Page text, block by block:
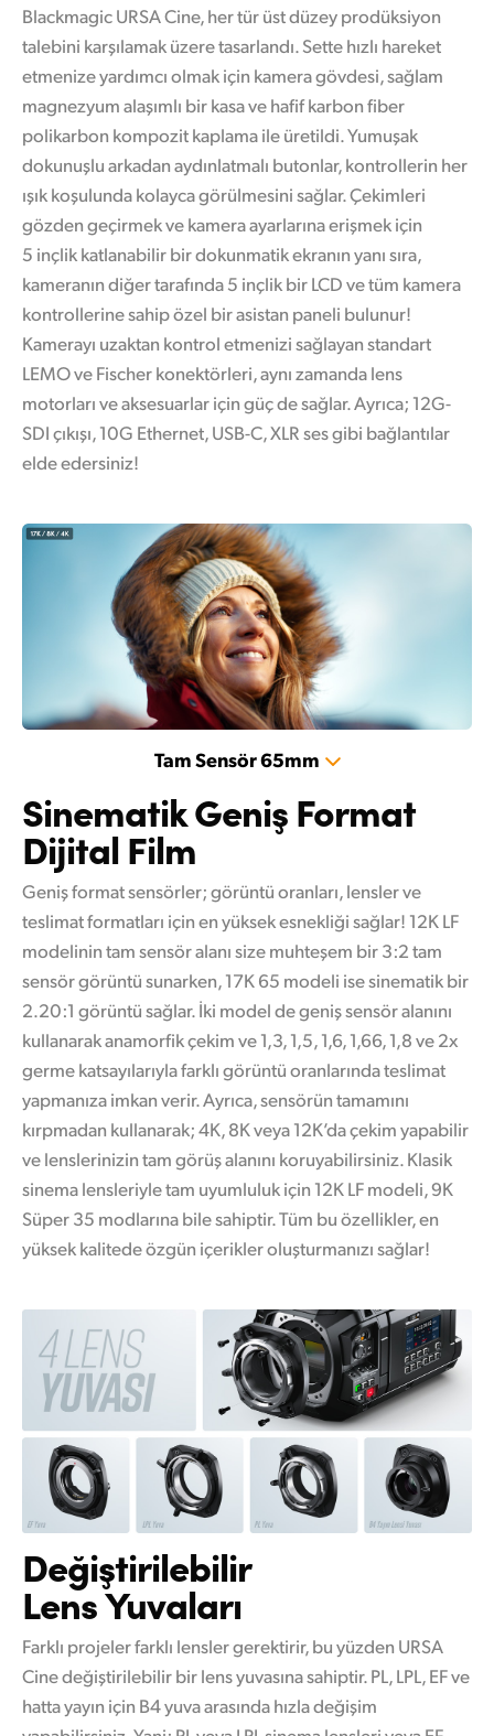
Blackmagic URSA Cine, her tür üst düzey prodüksiyon
talebini karşılamak üzere tasarlandı. Sette hızlı hareket
etmenize yardımcı olmak için kamera gövdesi, sağlam
magnezyum alaşımlı bir kasa ve hafif karbon fiber
polikarbon kompozit kaplama ile üretildi. Yumuşak
dokunuşlu arkadan aydınlatmalı butonlar, kontrollerin her
ışık koşulunda kolayca görülmesini sağlar. Çekimleri
gözden geçirmek ve kamera ayarlarına erişmek için
5 inçlik katlanabilir bir dokunmatik ekranın yanı sıra,
kameranın diğer tarafında 5 inçlik bir LCD ve tüm kamera
kontrollerine sahip özel bir asistan paneli bulunur!
Kamerayı uzaktan kontrol etmenizi sağlayan standart
LEMO ve Fischer konektörleri, aynı zamanda lens
motorları ve aksesuarlar için güç de sağlar. Ayrıca; 12G-
SDI çıkışı, 10G Ethernet, USB-C, XLR ses gibi bağlantılar
elde edersiniz!
Tam Sensör 65mm
Sinematik GenişFormat
Dijital Film
Geniş format sensörler; görüntü oranları, lensler ve
teslimat formatları için en yüksek esnekliği sağlar! 12K LF
modelinin tam sensör alanı size muhteşem bir 3:2 tam
sensör görüntü sunarken, 17K 65 modeli ise sinematik bir
2.20:1 görüntü sağlar. İki model de geniş sensör alanını
kullanarak anamorfik çekim ve 1,3, 1,5, 1,6, 1,66, 1,8 ve 2x
germe katsayılarıyla farklı görüntü oranlarında teslimat
yapmanıza imkan verir. Ayrıca, sensörün tamamını
kırpmadan kullanarak; 4K, 8K veya 12K’da çekim yapabilir
ve lenslerinizin tam görüş alanını koruyabilirsiniz. Klasik
sinema lensleriyle tam uyumluluk için 12K LF modeli, 9K
Süper 35 modlarına bile sahiptir. Tüm bu özellikler, en
yüksek kalitede özgün içerikler oluşturmanızı sağlar!
Değiştirilebilir
Lens Yuvaları
Farklı projeler farklı lensler gerektirir, bu yüzden URSA
Cine değiştirilebilir bir lens yuvasına sahiptir. PL, LPL, EF ve
hatta yayın için B4 yuva arasında hızla değişim